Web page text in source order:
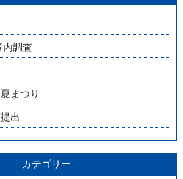
内調査
まつり
出
カテゴリー